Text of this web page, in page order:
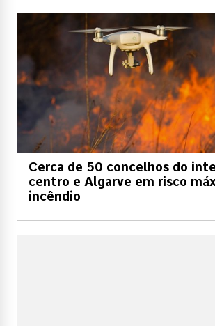
Cerca de 50 concelhos do
centro e Algarve em risco
incêndio